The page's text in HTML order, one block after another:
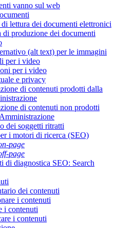
vanno sul web
lettura dei documenti elettronici
produzione dei documenti
(alt text) per le immagini
per i video
per i video
e privacy
di contenuti prodotti dalla
di contenuti non prodotti
dei soggetti ritratti
i motori di ricerca (SEO)
page
page
di diagnostica SEO: Search
dei contenuti
i contenuti
i contenuti
i contenuti